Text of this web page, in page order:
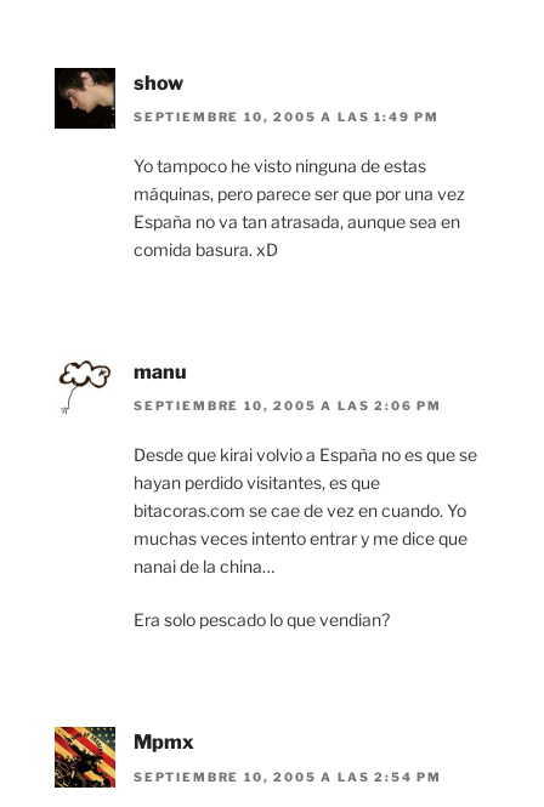
show
SEPTIEMBRE 10, 2005 A LAS 1:49 PM
Yo tampoco he visto ninguna de estas
máquinas, pero parece ser que por una vez
España no va tan atrasada, aunque sea en
comida basura. xD
manu
SEPTIEMBRE 10, 2005 A LAS 2:06 PM
Desde que kirai volvio a España no es que se
hayan perdido visitantes, es que
bitacoras.com se cae de vez en cuando. Yo
muchas veces intento entrar y me dice que
nanai de la china…
Era solo pescado lo que vendian?
Mpmx
SEPTIEMBRE 10, 2005 A LAS 2:54 PM